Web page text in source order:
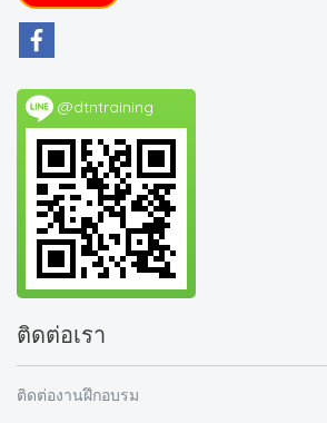
@dtntraining
ติดต่อเรา
ติดต่องานฝึกอบรม